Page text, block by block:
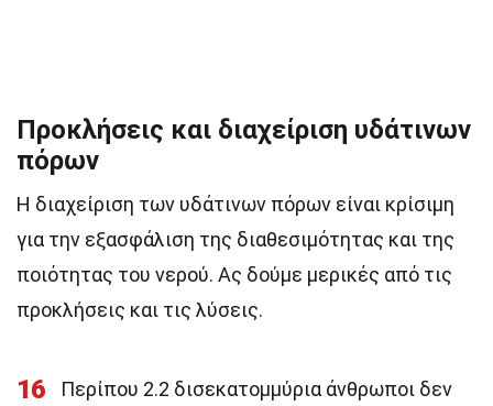
Προκλήσεις και διαχείριση υδάτινων
πόρων
Η διαχείριση των υδάτινων πόρων είναι κρίσιμη
για την εξασφάλιση της διαθεσιμότητας και της
ποιότητας του νερού. Ας δούμε μερικές από τις
προκλήσεις και τις λύσεις.
16
Περίπου 2.2 δισεκατομμύρια άνθρωποι δεν